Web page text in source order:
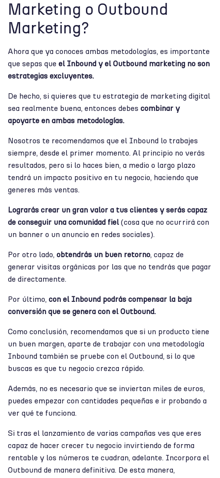
Marketing o Outbound
Marketing?
Ahora que ya conoces ambas metodologías, es importante
que sepas que el Inbound y el Outbound marketing no son
estrategias excluyentes.
De hecho, si quieres que tu estrategia de marketing digital
sea realmente buena, entonces debes combinar y
apoyarte en ambas metodologías.
Nosotros te recomendamos que el Inbound lo trabajes
siempre, desde el primer momento. Al principio no verás
resultados, pero si lo haces bien, a medio o largo plazo
tendrá un impacto positivo en tu negocio, haciendo que
generes más ventas.
Lograrás crear un gran valor a tus clientes y serás capaz
de conseguir una comunidad fiel(cosa que no ocurrirá con
un banner o un anuncio en redes sociales).
Por otro lado, obtendrás un buen retorno, capaz de
generar visitas orgánicas por las que no tendrás que pagar
de directamente.
Por último, con el Inbound podrás compensar la baja
conversión que se genera con el Outbound.
Como conclusión, recomendamos que si un producto tiene
un buen margen, aparte de trabajar con una metodología
Inbound también se pruebe con el Outbound, si lo que
buscas es que tu negocio crezca rápido.
Además, no es necesario que se inviertan miles de euros,
puedes empezar con cantidades pequeñas e ir probando a
ver qué te funciona.
Si tras el lanzamiento de varias campañas ves que eres
capaz de hacer crecer tu negocio invirtiendo de forma
rentable y los números te cuadran, adelante. Incorpora el
Outbound de manera definitiva. De esta manera,